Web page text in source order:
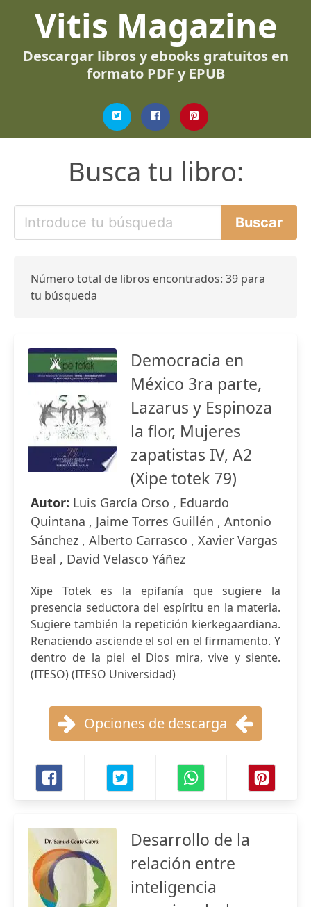
Vitis Magazine
Descargar libros y ebooks gratuitos en
formato PDF y EPUB
Busca tu libro:
Número total de libros encontrados: 39 para
tu búsqueda
Democracia en
México 3ra parte,
Lazarus y Espinoza
la flor, Mujeres
zapatistas IV, A2
(Xipe totek 79)
Autor: Luis García Orso , Eduardo
Quintana , Jaime Torres Guillén , Antonio
Sánchez , Alberto Carrasco , Xavier Vargas
Beal , David Velasco Yáñez
Xipe Totek es la epifanía que sugiere la
presencia seductora del espíritu en la materia.
Sugiere también la repetición kierkegaardiana.
Renaciendo asciende el sol en el firmamento. Y
dentro de la piel el Dios mira, vive y siente.
(ITESO) (ITESO Universidad)
Opciones de descarga
Desarrollo de la
relación entre
inteligencia